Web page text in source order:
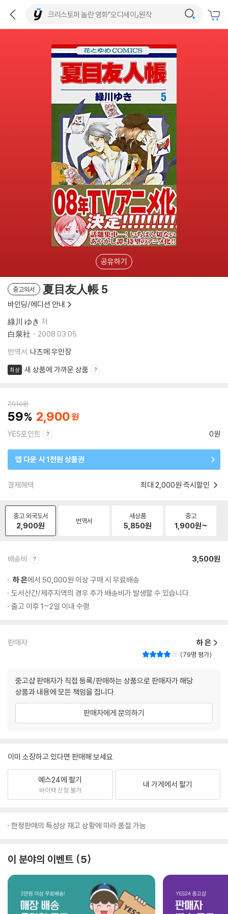
공유하기
중고외서 夏目友人帳 5
바인딩/에디션 안내
綠川 ゆき 저
白泉社
2008.03.05.
번역서 나츠메 우인장
최상 새 상품에 가까운 상품
7,010원
59 2,900
YES포인트 0원
앱 다운 시 1천원 상품권
결제혜택 최대 2,000원 즉시할인
중고 외국도서
2,900원 번역서
새상품
5,850원
중고
1,900원~
배송비 3,500원
하 은에서 50,000원 이상 구매 시 무료배송
도서산간/제주지역의 경우 추가 배송비가 발생할 수 있습니다.
출고 이후 1~2일 이내 수령
판매자 하 은
79명 평가
중고샵 판매자가 직접 등록/판매하는 상품으로 판매자가 해당
상품과 내용에 모든 책임을 집니다.
판매자에게 문의하기
이미 소장하고 있다면 판매해 보세요.
예스24에 팔기
바이백 신청 불가
내 가게에서 팔기
한정판매의 특성상 재고 상황에 따라 품절 가능
이 분야의 이벤트 5